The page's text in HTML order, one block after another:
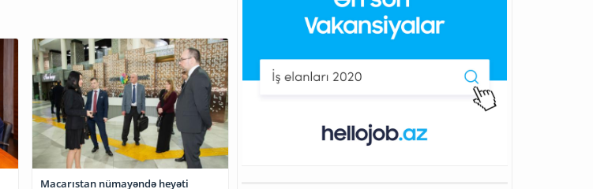
Macarıstan nümayəndə heyəti